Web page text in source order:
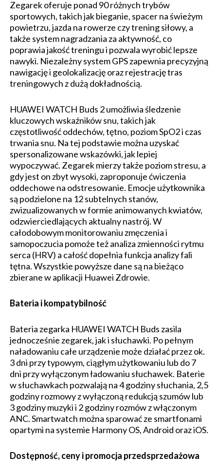
Zegarek oferuje ponad 90 różnych trybów
sportowych, takich jak bieganie, spacer na świeżym
powietrzu, jazda na rowerze czy trening siłowy, a
także system nagradzania za aktywność, co
poprawia jakość treningu i pozwala wyrobić lepsze
nawyki. Niezależny system GPS zapewnia precyzyjną
nawigację i geolokalizację oraz rejestrację tras
treningowych z dużą dokładnością.
HUAWEI WATCH Buds 2 umożliwia śledzenie
kluczowych wskaźników snu, takich jak
częstotliwość oddechów, tętno, poziom SpO2 i czas
trwania snu. Na tej podstawie można uzyskać
spersonalizowane wskazówki, jak lepiej
wypoczywać. Zegarek mierzy także poziom stresu, a
gdy jest on zbyt wysoki, zaproponuje ćwiczenia
oddechowe na odstresowanie. Emocje użytkownika
są podzielone na 12 subtelnych stanów,
zwizualizowanych w formie animowanych kwiatów,
odzwierciedlających aktualny nastrój. W
całodobowym monitorowaniu zmęczenia i
samopoczucia pomoże też analiza zmienności rytmu
serca (HRV) a całość dopełnia funkcja analizy fali
tętna. Wszystkie powyższe dane są na bieżąco
zbierane w aplikacji Huawei Zdrowie.
Bateria i kompatybilność
Bateria zegarka HUAWEI WATCH Buds zasila
jednocześnie zegarek, jak i słuchawki. Po pełnym
naładowaniu całe urządzenie może działać przez ok.
3 dni przy typowym, ciągłym użytkowaniu lub do 7
dni przy wyłączonym ładowaniu słuchawek. Baterie
w słuchawkach pozwalają na 4 godziny słuchania, 2,5
godziny rozmowy z wyłączoną redukcją szumów lub
3 godziny muzyki i 2 godziny rozmów z włączonym
ANC. Smartwatch można sparować ze smartfonami
opartymi na systemie Harmony OS, Android oraz iOS.
Dostępność, ceny i promocja przedsprzedażowa